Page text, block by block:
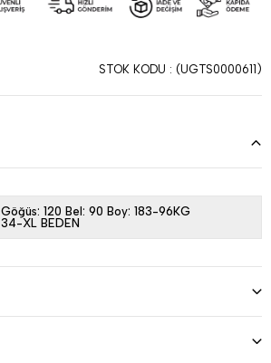
STOK KODU (UGTS0000611)
Göğüs: 120 Bel: 90 Boy: 183-96KG
34-XL BEDEN